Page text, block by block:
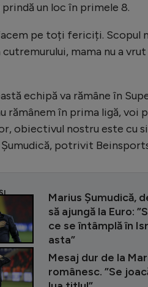
prindă un loc în primele 8.
pe toți fericiți. Scopul
cutremurului, mama nu a
echipă va rămâne în
rămânem în prima ligă, voi
obiectivul nostru este cu
Șumudică, potrivit
Marius Șumudică,
să ajungă la Euro:
ce se întâmplă în
asta”
Mesaj dur de la
românesc. ”Se